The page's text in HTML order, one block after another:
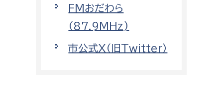
警防第2課
FMおだわら
（87.9MHz)
市公式X（旧Twitter）